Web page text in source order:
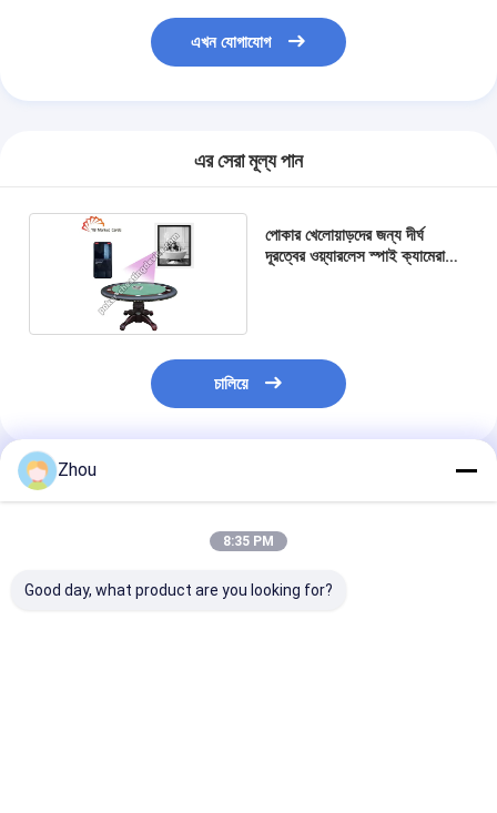
এখন যোগাযোগ
এর সেরা মূল্য পান
পোকার খেলোয়াড়দের জন্য দীর্ঘ
দূরত্বের ওয়্যারলেস স্পাই ক্যামেরা
চালিয়ে
প্রস্তাবিত পণ্য
Zhou
8:35 PM
Good day, what product are you looking for?